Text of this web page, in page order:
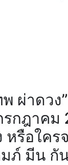
ผ่าดวง
กฎาคม
หรือใคร
ภ์ มีน กั